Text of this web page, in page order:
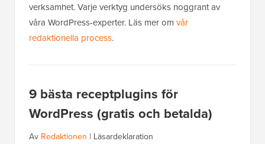
verksamhet. Varje verktyg undersöks noggrant av
våra WordPress-experter. Läs mer om vår
redaktionella process.
9 bästa receptplugins för
WordPress (gratis och betalda)
Av Redaktionen | Läsardeklaration